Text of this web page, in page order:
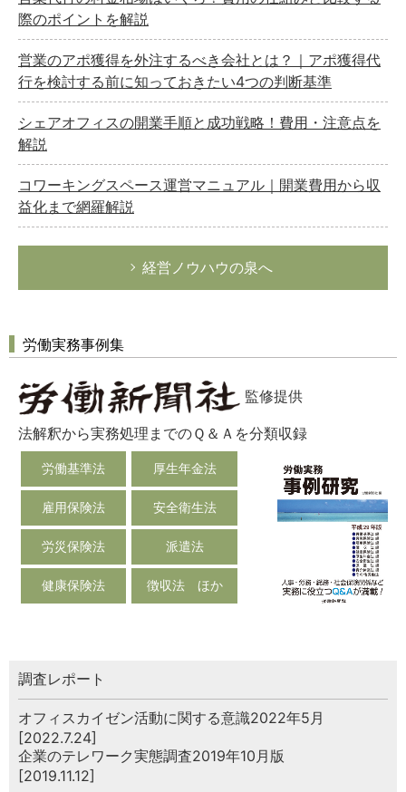
際のポイントを解説
営業のアポ獲得を外注するべき会社とは？｜アポ獲得代
行を検討する前に知っておきたい4つの判断基準
シェアオフィスの開業手順と成功戦略！費用・注意点を
解説
コワーキングスペース運営マニュアル｜開業費用から収
益化まで網羅解説
経営ノウハウの泉へ
労働実務事例集
監修提供
法解釈から実務処理までのＱ＆Ａを分類収録
労働基準法 厚生年金法
雇用保険法 安全衛生法
労災保険法 派遣法
健康保険法 徴収法 ほか
調査レポート
オフィスカイゼン活動に関する意識2022年5月
[2022.7.24]
企業のテレワーク実態調査2019年10月版
[2019.11.12]